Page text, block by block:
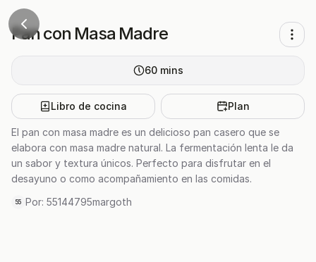
Pan con Masa Madre
60 mins
Libro de cocina Plan
El pan con masa madre es un delicioso pan casero que se
elabora con masa madre natural. La fermentación lenta le da
un sabor y textura únicos. Perfecto para disfrutar en el
desayuno o como acompañamiento en las comidas.
55 Por: 55144795margoth